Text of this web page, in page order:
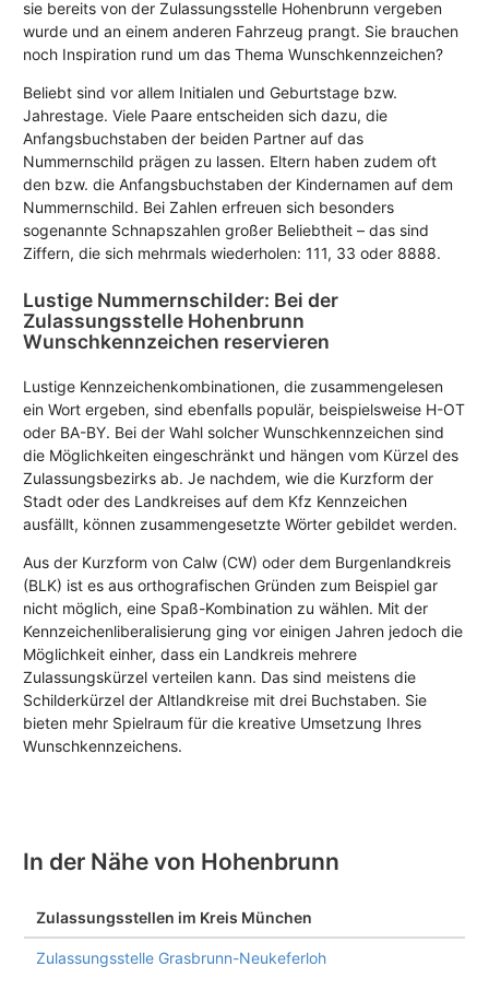
sie bereits von der Zulassungsstelle Hohenbrunn vergeben
wurde und an einem anderen Fahrzeug prangt. Sie brauchen
noch Inspiration rund um das Thema Wunschkennzeichen?
Beliebt sind vor allem Initialen und Geburtstage bzw.
Jahrestage. Viele Paare entscheiden sich dazu, die
Anfangsbuchstaben der beiden Partner auf das
Nummernschild prägen zu lassen. Eltern haben zudem oft
den bzw. die Anfangsbuchstaben der Kindernamen auf dem
Nummernschild. Bei Zahlen erfreuen sich besonders
sogenannte Schnapszahlen großer Beliebtheit – das sind
Ziffern, die sich mehrmals wiederholen: 111, 33 oder 8888.
Lustige Nummernschilder: Bei der
Zulassungsstelle Hohenbrunn
Wunschkennzeichen reservieren
Lustige Kennzeichenkombinationen, die zusammengelesen
ein Wort ergeben, sind ebenfalls populär, beispielsweise H-OT
oder BA-BY. Bei der Wahl solcher Wunschkennzeichen sind
die Möglichkeiten eingeschränkt und hängen vom Kürzel des
Zulassungsbezirks ab. Je nachdem, wie die Kurzform der
Stadt oder des Landkreises auf dem Kfz Kennzeichen
ausfällt, können zusammengesetzte Wörter gebildet werden.
Aus der Kurzform von Calw (CW) oder dem Burgenlandkreis
(BLK) ist es aus orthografischen Gründen zum Beispiel gar
nicht möglich, eine Spaß-Kombination zu wählen. Mit der
Kennzeichenliberalisierung ging vor einigen Jahren jedoch die
Möglichkeit einher, dass ein Landkreis mehrere
Zulassungskürzel verteilen kann. Das sind meistens die
Schilderkürzel der Altlandkreise mit drei Buchstaben. Sie
bieten mehr Spielraum für die kreative Umsetzung Ihres
Wunschkennzeichens.
In der Nähe von Hohenbrunn
Zulassungsstellen im Kreis München
Zulassungsstelle Grasbrunn-Neukeferloh